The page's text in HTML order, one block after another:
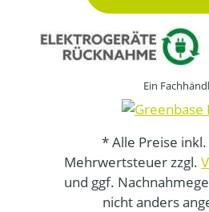
Ein
* Alle Preise
Mehrwertsteuer zzgl.
und ggf.
nicht anders